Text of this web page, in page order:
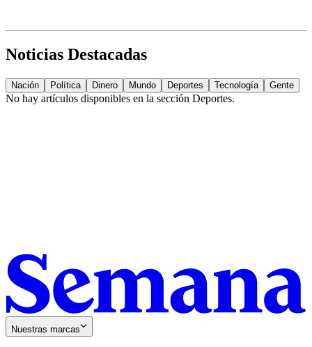
Noticias Destacadas
Nación Política Dinero Mundo Deportes Tecnología Gente
No hay artículos disponibles en la sección Deportes.
Nuestras marcas